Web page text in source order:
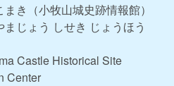
き（小牧山城史跡情報館）
まじょう しせき じょうほう
Castle Historical Site
Center